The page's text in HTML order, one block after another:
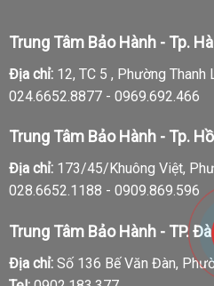
Trung Tâm Bảo Hành - Tp.
Địa chỉ:12, TC 5 , Phường Thanh
024.6652.8877 - 0969.692.466
Trung Tâm Bảo Hành - Tp.
Địa chỉ:173/45/Khuông Việt,
028.6652.1188 - 0909.869.596
Trung Tâm Bảo Hành - TP. Đà
Địa chỉ:Số 136 Bế Văn Đàn,